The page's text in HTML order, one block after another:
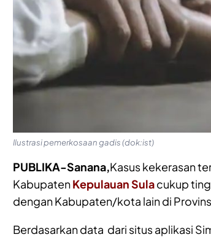
Ilustrasi pemerkosaan gadis (dok:ist)
PUBLIKA-Sanana,Kasus kekerasan
KabupatenKepulauan Sulacukup
dengan Kabupaten/kota lain di
Berdasarkan data dari situs aplikasi